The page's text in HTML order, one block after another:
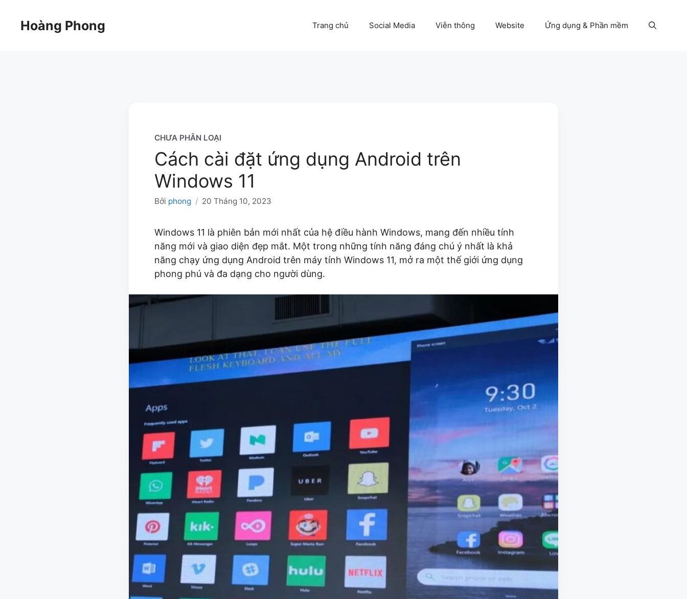
Hoàng Phong Trang chủ Social Media Viễn thông Website Ứng dụng & Phần mềm
CHƯA PHÂN LOẠI
Cách cài đặt ứng dụng Android trên
Windows 11
Bởi phong / 20 Tháng 10, 2023
Windows 11 là phiên bản mới nhất của hệ điều hành Windows, mang đến nhiều tính
năng mới và giao diện đẹp mắt. Một trong những tính năng đáng chú ý nhất là khả
năng chạy ứng dụng Android trên máy tính Windows 11, mở ra một thế giới ứng dụng
phong phú và đa dạng cho người dùng.